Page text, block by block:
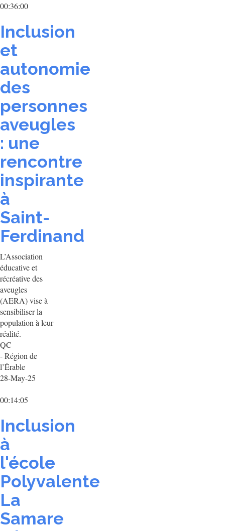
00:36:00
Inclusion
et
autonomie
des
personnes
aveugles
: une
rencontre
inspirante
à
Saint-
Ferdinand
L’Association
éducative et
récréative des
aveugles
(AERA) vise à
sensibiliser la
population à leur
réalité.
QC
- Région de
l’Érable
28-May-25
00:14:05
Inclusion
à
l'école
Polyvalente
La
Samare